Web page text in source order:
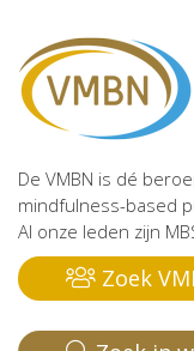
De VMBN is dé
mindfulness-based
Al onze leden zijn
Zoek